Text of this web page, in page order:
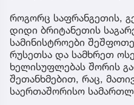
როგორც საფრანგეთის,
დიდი ბრიტანეთის
სამინისტროები
რუსეთსა და სამხრეთ
ხელისუფლებას შორის
შეთანხმებით, რაც,
საერთაშორისო